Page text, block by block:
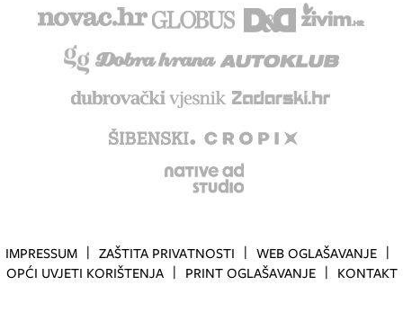
IMPRESSUM ZAŠTITA PRIVATNOSTI
WEB OGLAŠAVANJE
OPĆI UVJETI KORIŠTENJA
PRINT OGLAŠAVANJE KONTAKT